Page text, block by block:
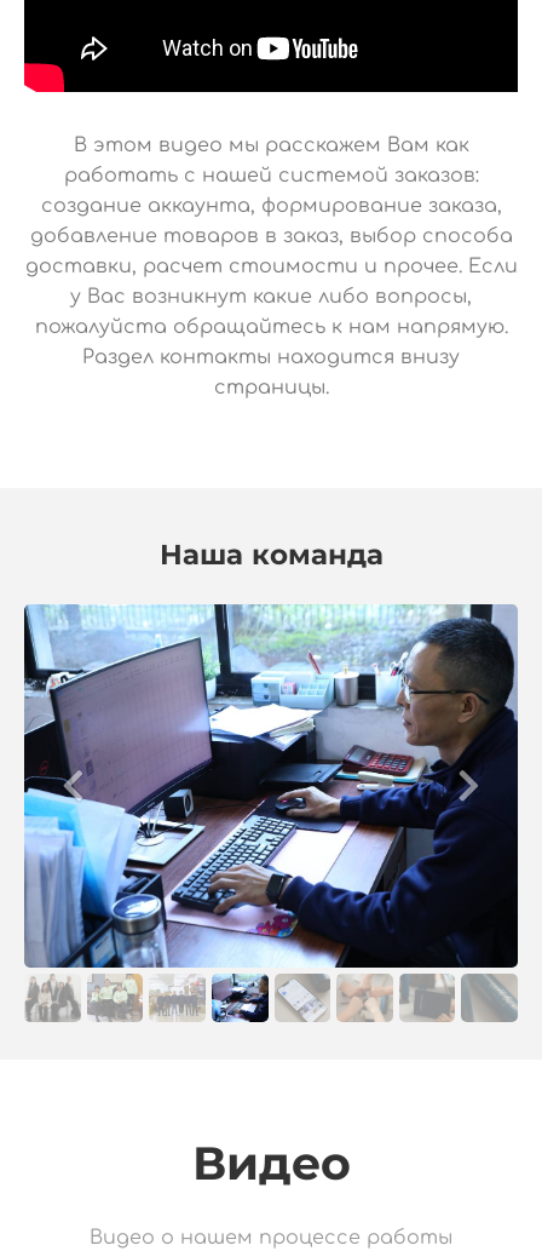
В этом видео мы расскажем Вам как
работать с нашей системой заказов:
создание аккаунта, формирование заказа,
добавление товаров в заказ, выбор способа
доставки, расчет стоимости и прочее. Если
у Вас возникнут какие либо вопросы,
пожалуйста обращайтесь к нам напрямую.
Раздел контакты находится внизу
страницы.
Наша команда
Видео
Видео о нашем процессе работы